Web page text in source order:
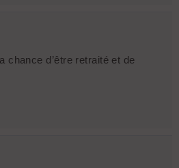
chance d’être retraité et de